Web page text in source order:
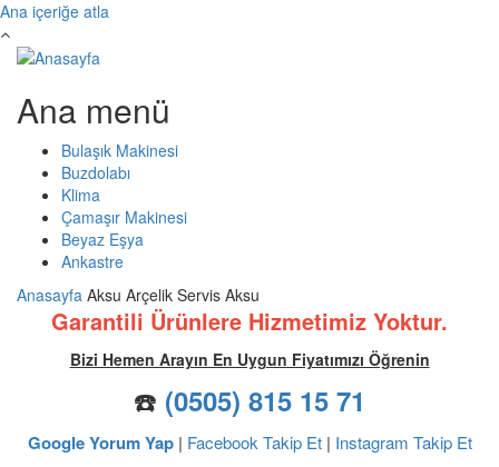
Ana içeriğe atla
Ana menü
Bulaşık Makinesi
Buzdolabı
Klima
Çamaşır Makinesi
Beyaz Eşya
Ankastre
Anasayfa Aksu Arçelik Servis Aksu
Garantili Ürünlere Hizmetimiz Yoktur.
Bizi Hemen Arayın En Uygun Fiyatımızı Öğrenin
☎️ (0505) 815 15 71
Google Yorum Yap| Facebook Takip Et| Instagram Takip Et